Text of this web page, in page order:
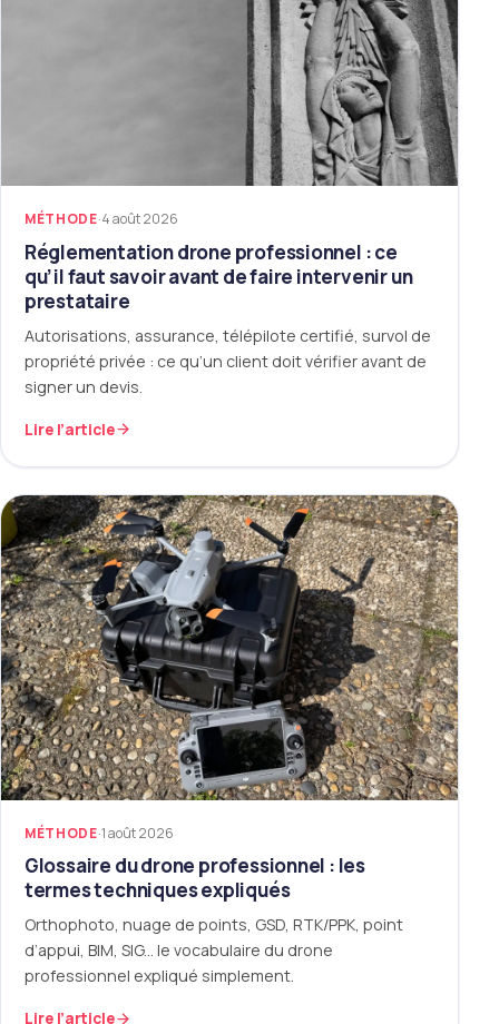
MÉTHODE·4 août 2026
Réglementation drone professionnel : ce
qu’il faut savoir avant de faire intervenir un
prestataire
Autorisations, assurance, télépilote certifié, survol de
propriété privée : ce qu’un client doit vérifier avant de
signer un devis.
Lire l’article
MÉTHODE·1 août 2026
Glossaire du drone professionnel : les
termes techniques expliqués
Orthophoto, nuage de points, GSD, RTK/PPK, point
d’appui, BIM, SIG... le vocabulaire du drone
professionnel expliqué simplement.
Lire l’article